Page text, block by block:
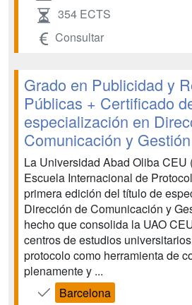
354 ECTS
Consultar
Grado en Publicidad y
Públicas + Certificado
especialización en
Comunicación y
La Universidad Abad Oliba CEU
Escuela Internacional de
primera edición del título de
Dirección de Comunicación y
hecho que consolida la UAO
centros de estudios
protocolo como herramienta de
plenamente y ...
Barcelona